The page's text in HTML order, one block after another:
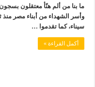
ما بنا من ألم هنّأ معتقلون
وأسر الشهداء من أبناء مصر منذ
سيناء، كما تقدموا …
أكمل القراءة »